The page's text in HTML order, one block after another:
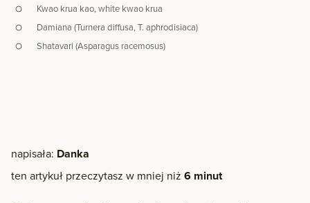
Kwao krua kao, white kwao krua
Damiana (Turnera diffusa, T. aphrodisiaca)
Shatavari (Asparagus racemosus)
napisała: Danka
ten artykuł przeczytasz w mniej niż 6 minut